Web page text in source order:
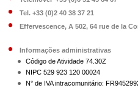
Tel. +33 (0)2 40 38 37 21
Effervescence, A 502, 64 rue de la
Informações administrativas
Código de Atividade 74.30Z
NIPC 529 923 120 00024
N° de IVA intracomunitário: